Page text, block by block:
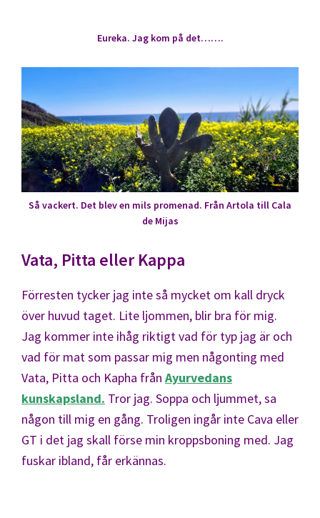
Eureka. Jag kom på det…….
Så vackert. Det blev en mils promenad. Från Artola till Cala
de Mijas
Vata, Pitta eller Kappa
Förresten tycker jag inte så mycket om kall dryck
över huvud taget. Lite ljommen, blir bra för mig.
Jag kommer inte ihåg riktigt vad för typ jag är och
vad för mat som passar mig men någonting med
Vata, Pitta och Kapha från Ayurvedans
kunskapsland. Tror jag. Soppa och ljummet, sa
någon till mig en gång. Troligen ingår inte Cava eller
GT i det jag skall förse min kroppsboning med. Jag
fuskar ibland, får erkännas.